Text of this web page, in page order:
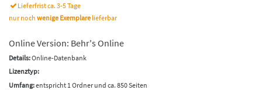
Lieferfrist ca. 3-5 Tage
nur noch wenige Exemplare lieferbar
Online Version: Behr's Online
Details:Online-Datenbank
Lizenztyp:
Umfang:entspricht 1 Ordner und ca. 850 Seiten